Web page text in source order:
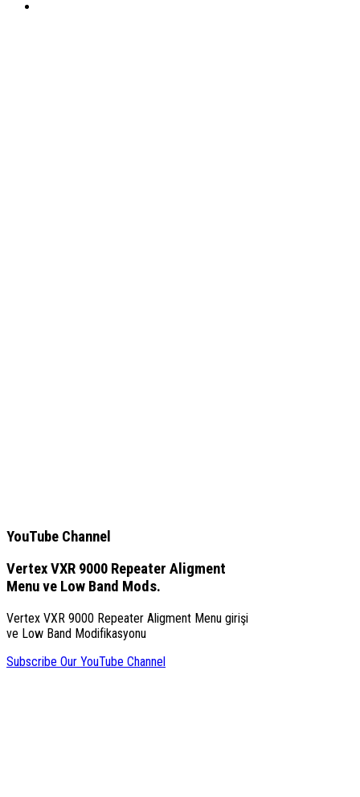
YouTube Channel
Vertex VXR 9000 Repeater Aligment
Menu ve Low Band Mods.
Vertex VXR 9000 Repeater Aligment Menu girişi
ve Low Band Modifikasyonu
Subscribe Our YouTube Channel